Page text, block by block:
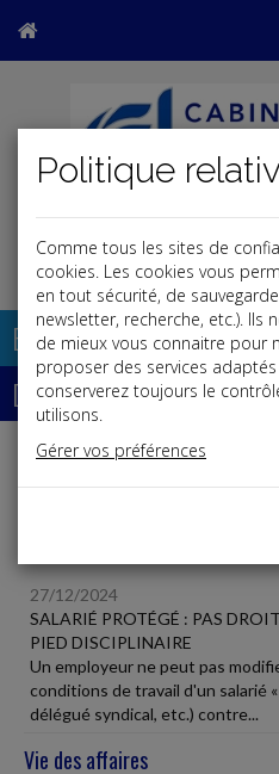
Base documentaire
Dépêches
Liste des dernières
27/12/2024
SALARIÉ PROTÉGÉ : PAS
PIED DISCIPLINAIRE
Un employeur ne peut pas
conditions de travail d'un salarié
délégué syndical, etc.) contre...
Vie des affaires
Comme tous les sites de
cookies. Les cookies vous
en tout sécurité, de
newsletter, recherche, etc.).
de mieux vous connaitre pour
proposer des services
conserverez toujours le
utilisons.
Gérer vos préférences